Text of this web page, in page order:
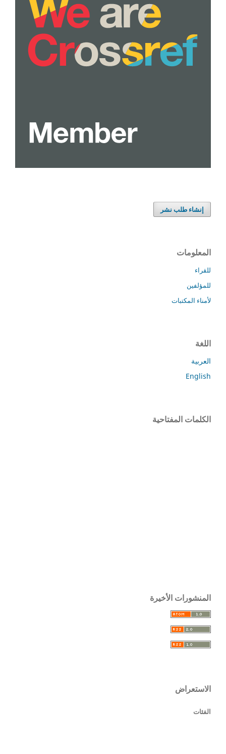
إنشاء طلب نشر
المعلومات
للقراء
للمؤلفين
لأمناء المكتبات
اللغة
العربية
English
الكلمات المفتاحية
المنشورات الأخيرة
الاستعراض
الفئات